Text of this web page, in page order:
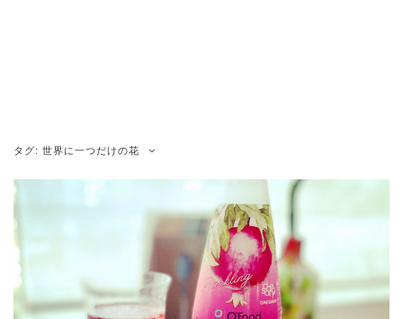
タグ: 世界に一つだけの花